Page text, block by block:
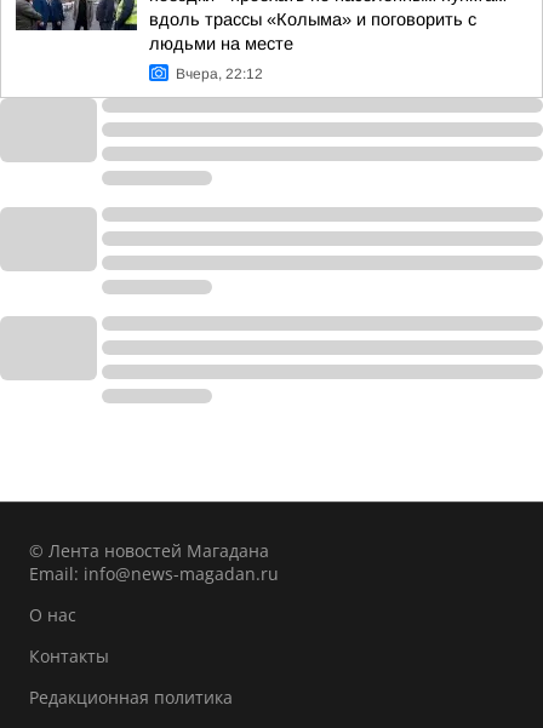
вдоль трассы «Колыма» и поговорить с
людьми на месте
Вчера, 22:12
© Лента новостей Магадана
Email: info@news-magadan.ru
О нас
Контакты
Редакционная политика